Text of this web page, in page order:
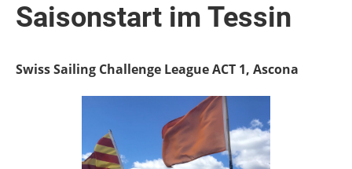
Saisonstart im Tessin
Swiss Sailing Challenge League ACT 1, Ascona